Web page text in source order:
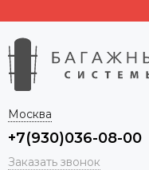
Москва
+7(930)036-08-00
Заказать звонок